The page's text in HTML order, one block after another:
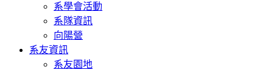
系學會活動
系隊資訊
向陽營
系友資訊
系友園地